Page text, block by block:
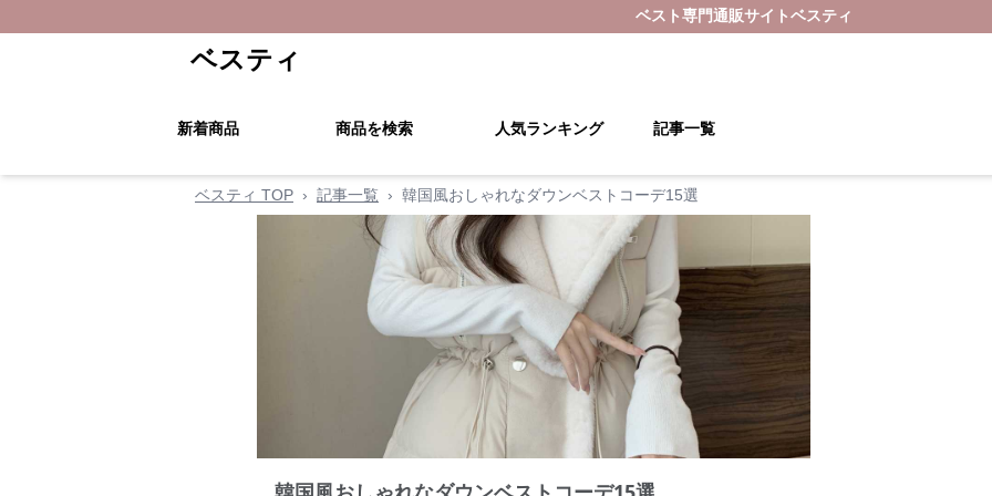
ベスト専門通販サイトベスティ
ベスティ
新着商品 商品を検索 人気ランキング 記事一覧
ベスティ TOP › 記事一覧 › 韓国風おしゃれなダウンベストコーデ15選